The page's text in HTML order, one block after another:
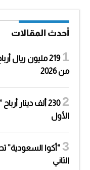
أحدث المقالات
219 مليون ريال
من 2026
230 ألف دينار
الأول
الثاني